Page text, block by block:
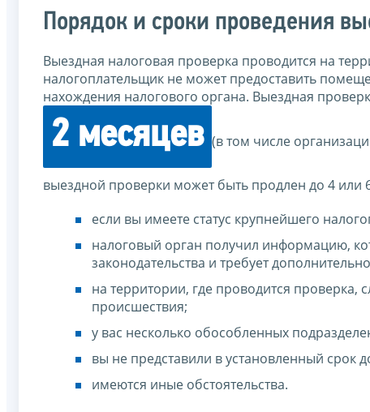
Порядок и сроки проведения
Выездная налоговая проверка проводится на
налогоплательщик не может предоставить
нахождения налогового органа. Выездная
2 месяцев (в том числе
выездной проверки может быть продлен до 4 или
если вы имеете статус крупнейшего
налоговый орган получил информацию,
законодательства и требует
на территории, где проводится
происшествия;
у вас несколько обособленных
вы не представили в установленный срок
имеются иные обстоятельства.